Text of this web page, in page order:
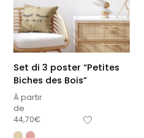
Set di 3 poster “Petites
Biches des Bois”
À partir
de
44,70€